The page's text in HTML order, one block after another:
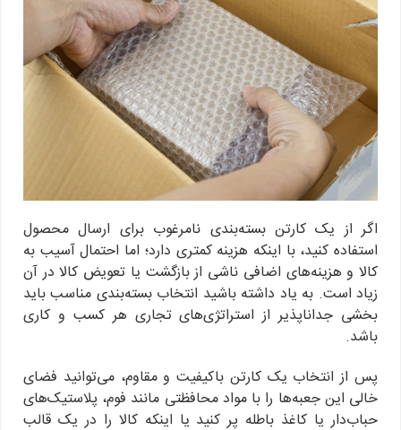
اگر از یک کارتن بسته‌بندی نامرغوب برای ارسال محصول
استفاده کنید، با اینکه هزینه کمتری دارد؛ اما احتمال آسیب به
کالا و هزینه‌های اضافی ناشی از بازگشت یا تعویض کالا در آن
زیاد است. به یاد داشته باشید انتخاب بسته‌بندی مناسب باید
بخشی جداناپذیر از استراتژی‌های تجاری هر کسب و کاری
باشد.
پس از انتخاب یک کارتن باکیفیت و مقاوم، می‌توانید فضای
خالی این جعبه‌ها را با مواد محافظتی مانند فوم، پلاستیک‌های
حباب‌دار یا کاغذ باطله پر کنید یا اینکه کالا را در یک قالب